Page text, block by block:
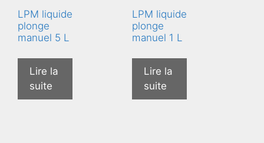
LPM liquide
plonge
manuel 5 L
Lire la
suite
LPM liquide
plonge
manuel 1 L
Lire la
suite